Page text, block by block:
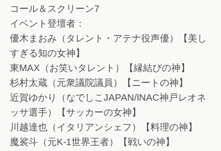
コール＆スクリーン7
イベント登壇者：
優木まおみ（タレント・アテナ役声優）【美し
すぎる知の女神】
東MAX（お笑いタレント）【縁結びの神】
杉村太蔵（元衆議院議員）【ニートの神】
近賀ゆかり（なでしこJAPAN/INAC神戸レオネ
ッサ選手）【サッカーの女神】
川越達也（イタリアンシェフ）【料理の神】
魔裟斗（元K-1世界王者）【戦いの神】